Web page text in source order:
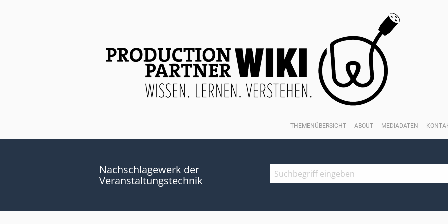
THEMENÜBERSICHT ABOUT MEDIADATEN
Nachschlagewerk der
Veranstaltungstechnik